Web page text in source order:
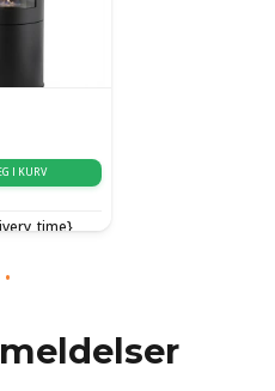
I KURV